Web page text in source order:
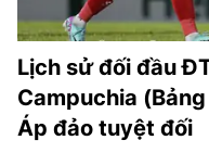
Lịch sử đối đầu
Campuchia
Áp đảo tuyệt đối